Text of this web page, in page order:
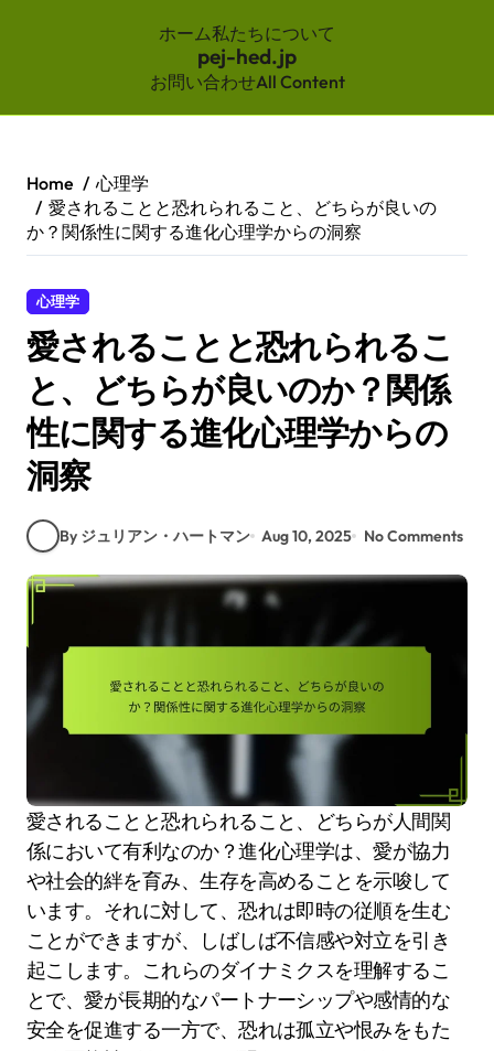
ホーム私たちについて
pej-hed.jp
お問い合わせAll Content
content
Home
心理学
愛されることと恐れられること、どちらが良いの
か？関係性に関する進化心理学からの洞察
心理学
愛されることと恐れられるこ
と、どちらが良いのか？関係
性に関する進化心理学からの
洞察
By ジュリアン・ハートマン Aug 10, 2025 No Comments
愛されることと恐れられること、どちらが人間関
係において有利なのか？進化心理学は、愛が協力
や社会的絆を育み、生存を高めることを示唆して
います。それに対して、恐れは即時の従順を生む
ことができますが、しばしば不信感や対立を引き
起こします。これらのダイナミクスを理解するこ
とで、愛が長期的なパートナーシップや感情的な
安全を促進する一方で、恐れは孤立や恨みをもた